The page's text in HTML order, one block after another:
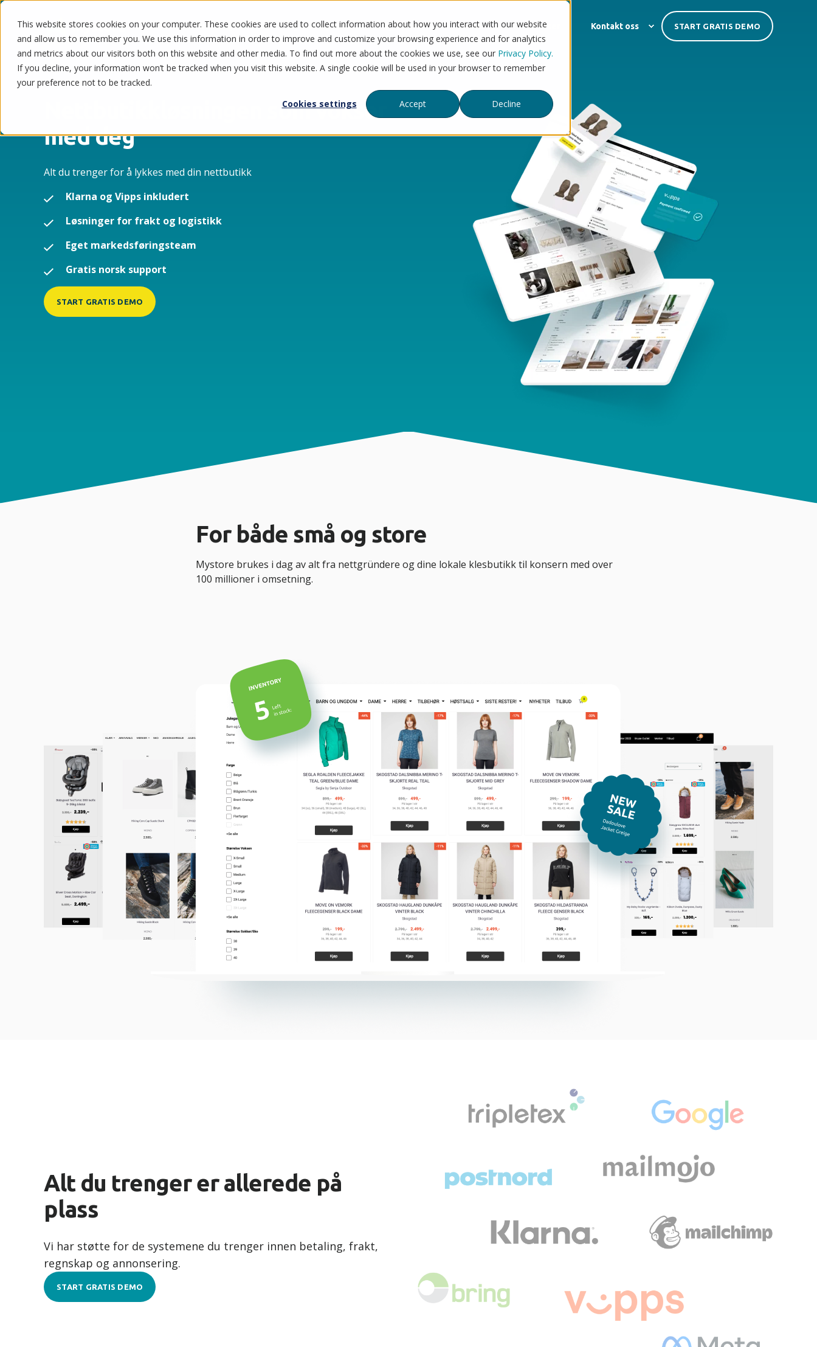
This website stores cookies on your computer. These cookies are used to collect information about how you interact with our website
and allow us to remember you. We use this information in order to improve and customize your browsing experience and for analytics
and metrics about our visitors both on this website and other media. To find out more about the cookies we use, see our Privacy Policy.
If you decline, your information won’t be tracked when you visit this website. A single cookie will be used in your browser to remember
your preference not to be tracked.
Cookies settings
Accept Decline
Nettbutikk og POS Flytt til Mystore Tjenester Priser Referanser Kontakt oss START GRATIS DEMO
Nettbutikkløsningen som vokser
med deg
Alt du trenger for å lykkes med din nettbutikk
Klarna og Vipps inkludert
Løsninger for frakt og logistikk
Eget markedsføringsteam
Gratis norsk support
START GRATIS DEMO
For både små og store
Mystore brukes i dag av alt fra nettgründere og dine lokale klesbutikk til konsern med over
100 millioner i omsetning.
Alt du trenger er allerede på
plass
Vi har støtte for de systemene du trenger innen betaling, frakt,
regnskap og annonsering.
START GRATIS DEMO